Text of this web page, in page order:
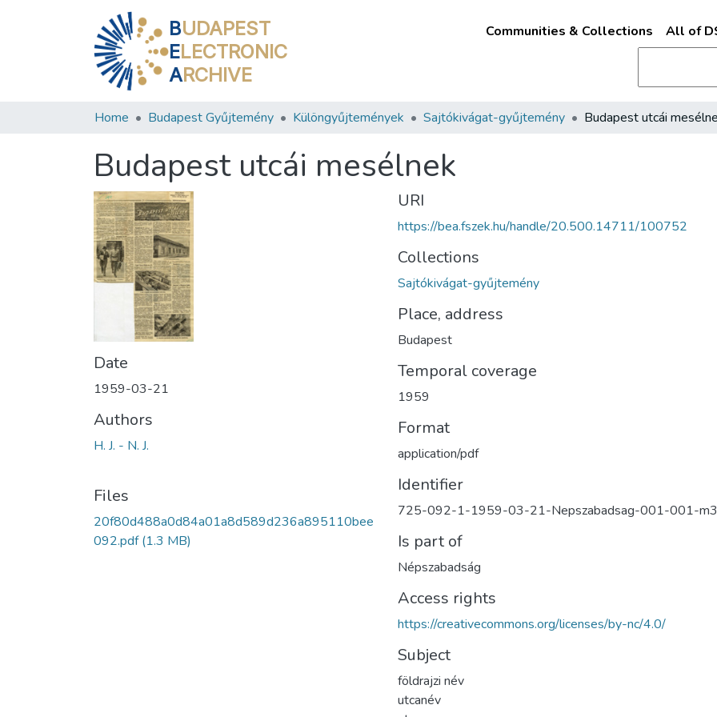
BUDAPEST
ELECTRONIC
ARCHIVE
Communities & Collections All of
Home Budapest Gyűjtemény Különgyűjtemények Sajtókivágat-gyűjtemény Budapest utcái
Budapest utcái mesélnek
Date
1959-03-21
Authors
H. J. - N. J.
Files
20f80d488a0d84a01a8d589d236a895110bee
092.pdf(1.3 MB)
URI
https://bea.fszek.hu/handle/20.500.14711/100752
Collections
Sajtókivágat-gyűjtemény
Place, address
Budapest
Temporal coverage
1959
Format
application/pdf
Identifier
725-092-1-1959-03-21-Nepszabadsag-001-001-
Is part of
Népszabadság
Access rights
https://creativecommons.org/licenses/by-nc/4.0/
Subject
földrajzi név
utcanév